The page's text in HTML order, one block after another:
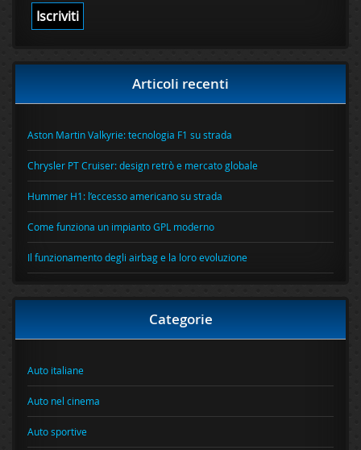
Articoli recenti
Aston Martin Valkyrie: tecnologia F1 su strada
Chrysler PT Cruiser: design retrò e mercato globale
Hummer H1: l’eccesso americano su strada
Come funziona un impianto GPL moderno
Il funzionamento degli airbag e la loro evoluzione
Categorie
Auto italiane
Auto nel cinema
Auto sportive